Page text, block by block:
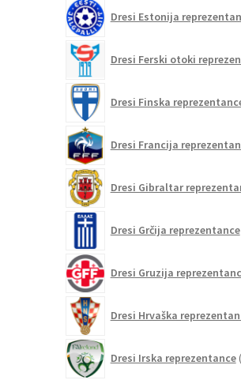
Dresi Estonija
Dresi Ferski otoki
Dresi Finska
Dresi Francija
Dresi Gibraltar
Dresi Grčija reprezentance
Dresi Gruzija
Dresi Hrvaška
Dresi Irska reprezentance